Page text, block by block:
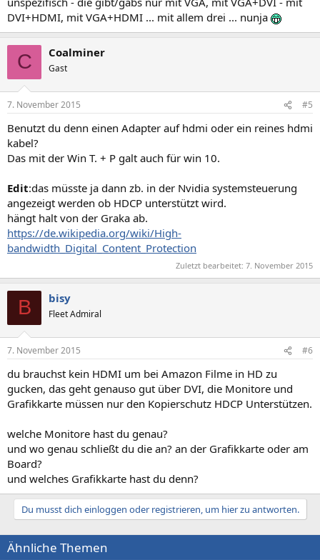
DVI+HDMI, mit VGA+HDMI ... mit allem drei ... nunja
C Coalminer
Gast
7. November 2015 #5
Benutzt du denn einen Adapter auf hdmi oder ein reines hdmi
kabel?
Das mit der Win T. + P galt auch für win 10.
Edit:das müsste ja dann zb. in der Nvidia systemsteuerung
angezeigt werden ob HDCP unterstützt wird.
hängt halt von der Graka ab.
https://de.wikipedia.org/wiki/High-
bandwidth_Digital_Content_Protection
Zuletzt bearbeitet: 7. November 2015
B bisy
Fleet Admiral
7. November 2015 #6
du brauchst kein HDMI um bei Amazon Filme in HD zu
gucken, das geht genauso gut über DVI, die Monitore und
Grafikkarte müssen nur den Kopierschutz HDCP Unterstützen.
welche Monitore hast du genau?
und wo genau schließt du die an? an der Grafikkarte oder am
Board?
und welches Grafikkarte hast du denn?
Du musst dich einloggen oder registrieren, um hier zu antworten.
Ähnliche Themen